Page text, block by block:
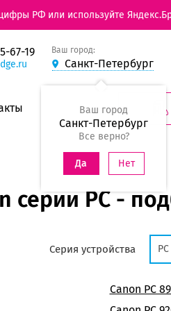
РФ или используйте
67-19 Ваш город:
Санкт-Петербург
Ваш город
Санкт-Петербург
Все верно?
Да Нет
серии PC -
Серия устройства PC
Canon PC